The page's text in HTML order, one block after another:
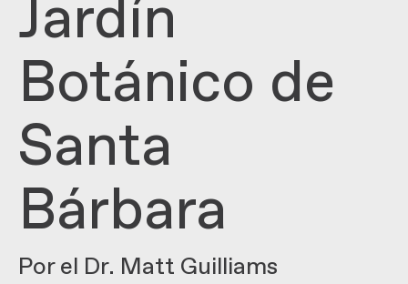
Jardín
Botánico de
Santa
Bárbara
Por el Dr. Matt Guilliams